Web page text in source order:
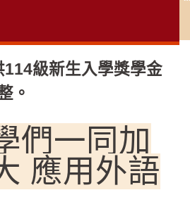
級新生入學獎學金
。
們一同加
應用外語